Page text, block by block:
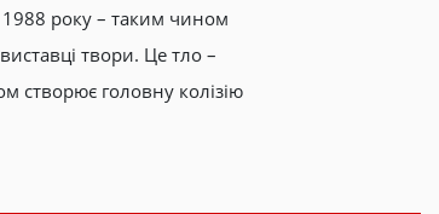
1988 року – таким чином
твори. Це тло –
створює головну колізію